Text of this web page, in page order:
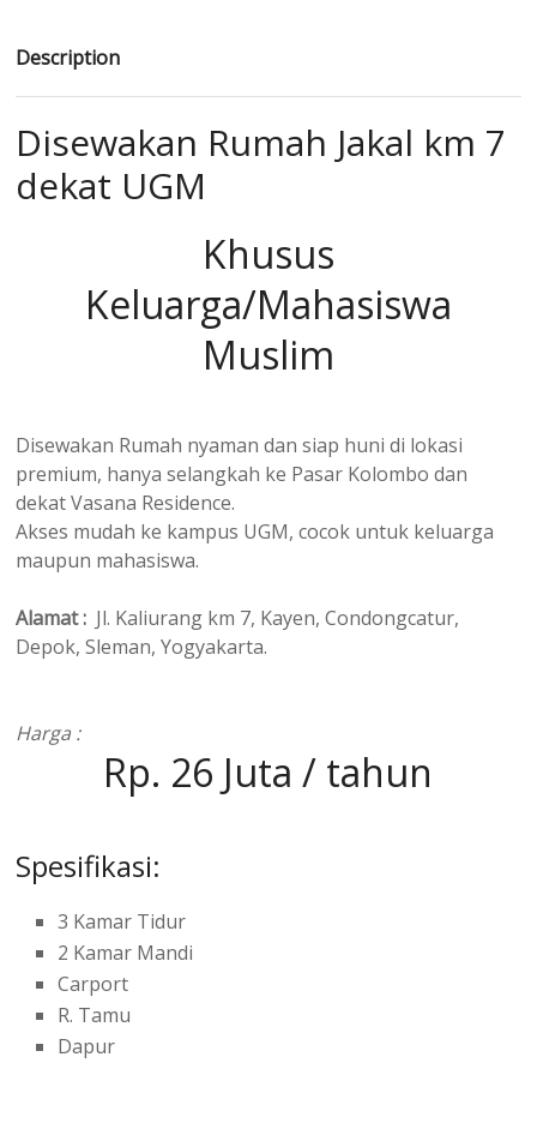
Description
Disewakan Rumah Jakal km 7
dekat UGM
Khusus
Keluarga/Mahasiswa
Muslim
Disewakan Rumah nyaman dan siap huni di lokasi
premium, hanya selangkah ke Pasar Kolombo dan
dekat Vasana Residence.
Akses mudah ke kampus UGM, cocok untuk keluarga
maupun mahasiswa.
Alamat : Jl. Kaliurang km 7, Kayen, Condongcatur,
Depok, Sleman, Yogyakarta.
Harga :
Rp. 26 Juta / tahun
Spesifikasi:
3 Kamar Tidur
2 Kamar Mandi
Carport
R. Tamu
Dapur